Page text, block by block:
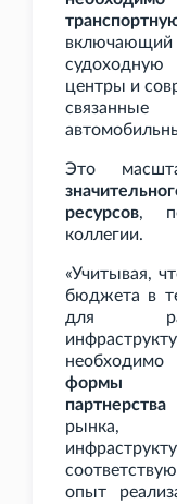
судоходную
центры и
Это
ресурсов,
коллегии.
«Учитывая,
бюджета в
для
формы
партнерства
рынка,
опыт